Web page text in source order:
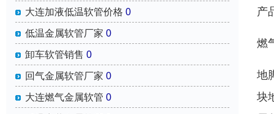
大连加液低温软管价格 0
低温金属软管厂家 0
卸车软管销售 0
回气金属软管厂家 0
大连燃气金属软管 0
产
燃
地
块